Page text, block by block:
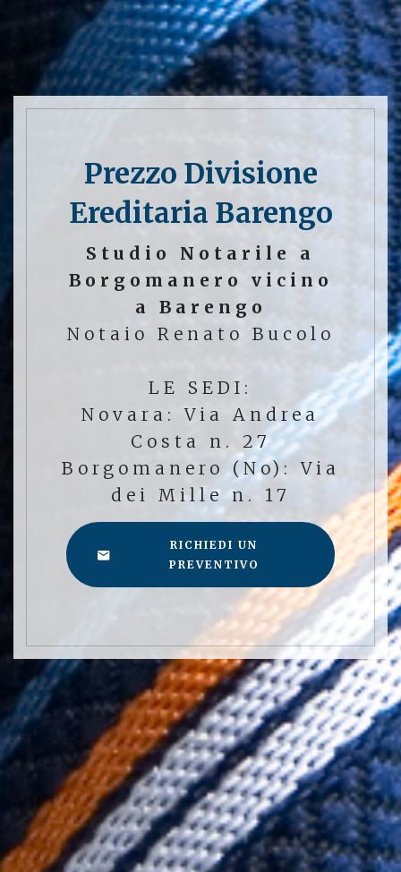
Prezzo Divisione
Ereditaria Barengo
Studio Notarile a
Borgomanero vicino
a Barengo
Notaio Renato Bucolo
LE SEDI:
Novara: Via Andrea
Costa n. 27
Borgomanero (No): Via
dei Mille n. 17
RICHIEDI UN
PREVENTIVO